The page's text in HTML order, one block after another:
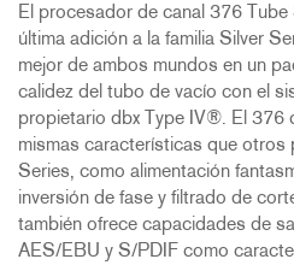
El procesador de canal 376
última adición a la familia Silver
mejor de ambos mundos en un
calidez del tubo de vacío con el
propietario dbx Type IV®. El 376
mismas características que otros
Series, como alimentación
inversión de fase y filtrado de
también ofrece capacidades de
AES/EBU y S/PDIF como